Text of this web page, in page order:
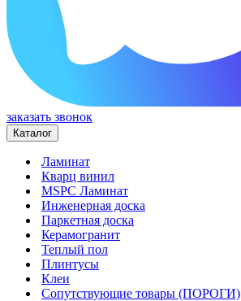
заказать звонок
Каталог
Ламинат
Кварц винил
MSPC Ламинат
Инженерная доска
Паркетная доска
Керамогранит
Теплый пол
Плинтусы
Клеи
Сопутствующие товары (ПОРОГИ)